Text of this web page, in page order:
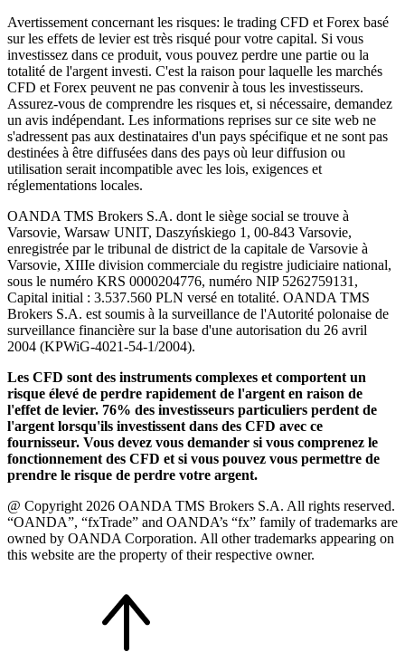
Avertissement concernant les risques: le trading CFD et Forex basé
sur les effets de levier est très risqué pour votre capital. Si vous
investissez dans ce produit, vous pouvez perdre une partie ou la
totalité de l'argent investi. C'est la raison pour laquelle les marchés
CFD et Forex peuvent ne pas convenir à tous les investisseurs.
Assurez-vous de comprendre les risques et, si nécessaire, demandez
un avis indépendant. Les informations reprises sur ce site web ne
s'adressent pas aux destinataires d'un pays spécifique et ne sont pas
destinées à être diffusées dans des pays où leur diffusion ou
utilisation serait incompatible avec les lois, exigences et
réglementations locales.
OANDA TMS Brokers S.A. dont le siège social se trouve à
Varsovie, Warsaw UNIT, Daszyńskiego 1, 00-843 Varsovie,
enregistrée par le tribunal de district de la capitale de Varsovie à
Varsovie, XIIIe division commerciale du registre judiciaire national,
sous le numéro KRS 0000204776, numéro NIP 5262759131,
Capital initial : 3.537.560 PLN versé en totalité. OANDA TMS
Brokers S.A. est soumis à la surveillance de l'Autorité polonaise de
surveillance financière sur la base d'une autorisation du 26 avril
2004 (KPWiG-4021-54-1/2004).
Les CFD sont des instruments complexes et comportent un
risque élevé de perdre rapidement de l'argent en raison de
l'effet de levier. 76% des investisseurs particuliers perdent de
l'argent lorsqu'ils investissent dans des CFD avec ce
fournisseur. Vous devez vous demander si vous comprenez le
fonctionnement des CFD et si vous pouvez vous permettre de
prendre le risque de perdre votre argent.
@ Copyright 2026 OANDA TMS Brokers S.A. All rights reserved.
“OANDA”, “fxTrade” and OANDA’s “fx” family of trademarks are
owned by OANDA Corporation. All other trademarks appearing on
this website are the property of their respective owner.